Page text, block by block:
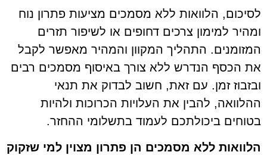
לסיכום, הלוואות ללא מסמכים מציעות פתרון נוח
ומהיר למימון צרכים דחופים או לשיפור תזרים
המזומנים. התהליך המקוון והמהיר מאפשר לקבל
את הכסף הנדרש ללא צורך באיסוף מסמכים רבים
ובזבוז זמן. עם זאת, חשוב לבדוק את תנאי
ההלוואה, להבין את העלויות הכרוכות ולהיות
בטוחים ביכולתכם לעמוד בתשלומי ההחזר.
הלוואות ללא מסמכים הן פתרון מצוין למי שזקוק